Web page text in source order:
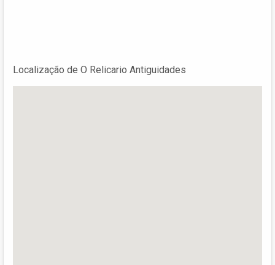
Localização de O Relicario Antiguidades